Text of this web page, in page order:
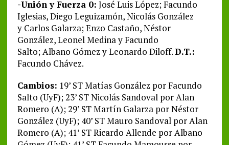
-Unión y Fuerza 0: José Luis López; Facundo
Iglesias, Diego Leguizamón, Nicolás González
y Carlos Galarza; Enzo Castaño, Néstor
González, Leonel Medina y Facundo
Salto; Albano Gómez y Leonardo Diloff.D.T.:
Facundo Chávez.
Cambios: 19’ ST Matías González por Facundo
Salto (UyF); 23’ ST Nicolás Sandoval por Alan
Romero (A); 29’ ST Martín Galarza por Néstor
González (UyF); 40’ ST Mauro Sandoval por Alan
Romero (A); 41’ ST Ricardo Allende por Albano